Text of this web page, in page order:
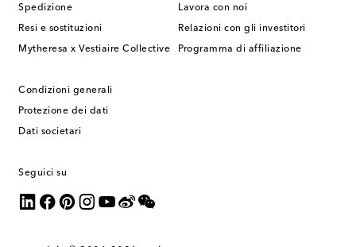
Spedizione
Resi e sostituzioni
Mytheresa x Vestiaire Collective
Lavora con noi
Relazioni con gli investitori
Programma di affiliazione
Condizioni generali
Protezione dei dati
Dati societari
Seguici su